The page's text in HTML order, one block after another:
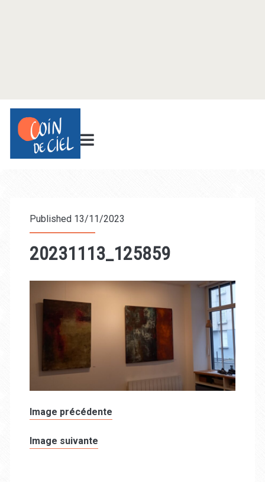
Published 13/11/2023
20231113_125859
Image précédente
Image suivante